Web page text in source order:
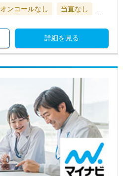
オンコールなし 当直なし …
詳細を見る